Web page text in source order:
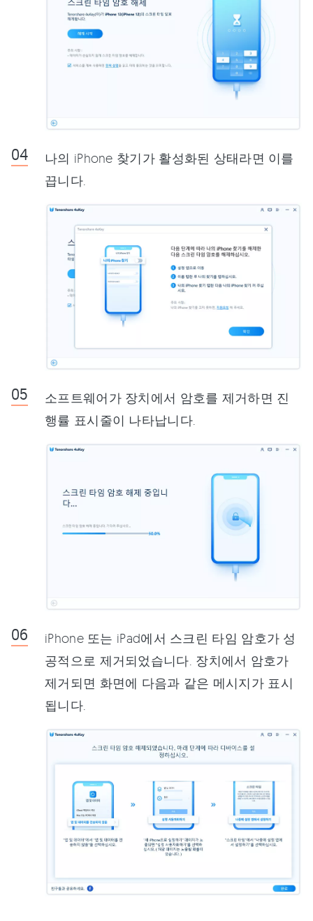
나의 iPhone 찾기가 활성화된 상태라면 이를
끕니다.
소프트웨어가 장치에서 암호를 제거하면 진
행률 표시줄이 나타납니다.
iPhone 또는 iPad에서 스크린 타임 암호가 성
공적으로 제거되었습니다. 장치에서 암호가
제거되면 화면에 다음과 같은 메시지가 표시
됩니다.